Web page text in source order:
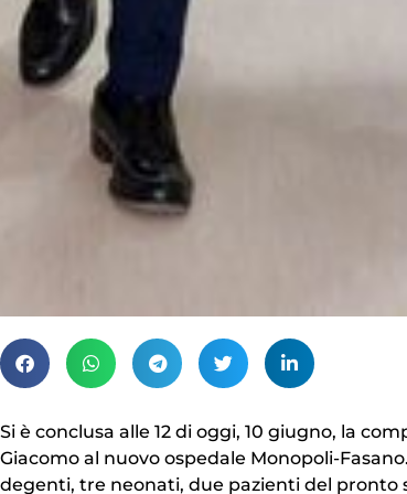
Si è conclusa alle 12 di oggi, 10 giugno, la
Giacomo al nuovo ospedale Monopoli-
degenti, tre neonati, due pazienti del pronto